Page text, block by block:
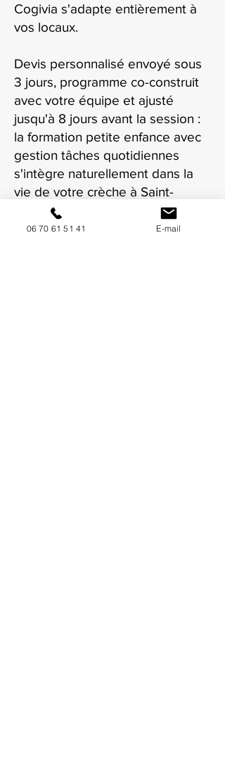
Cogivia s'adapte entièrement à
vos locaux.
Devis personnalisé envoyé sous
3 jours, programme co-construit
avec votre équipe et ajusté
jusqu'à 8 jours avant la session :
la formation petite enfance avec
gestion tâches quotidiennes
s'intègre naturellement dans la
vie de votre crèche à Saint-
Laurent-du-Var.
06 70 61 51 41 E-mail